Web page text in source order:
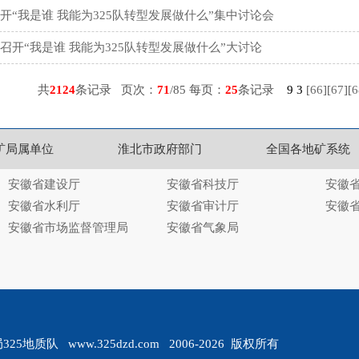
“我是谁 我能为325队转型发展做什么”集中讨论会
开“我是谁 我能为325队转型发展做什么”大讨论
共2124条记录 页次： 71/85 每页： 25条记录 9 3 [66][67][
局属单位 淮北市政府部门 全国各地矿系统
安徽省建设厅 安徽省科技厅
安徽
安徽省水利厅
安徽省审计厅
安徽
安徽省市场监督管理局
安徽省气象局
325地质队 www.325dzd.com 2006-2026 版权所有